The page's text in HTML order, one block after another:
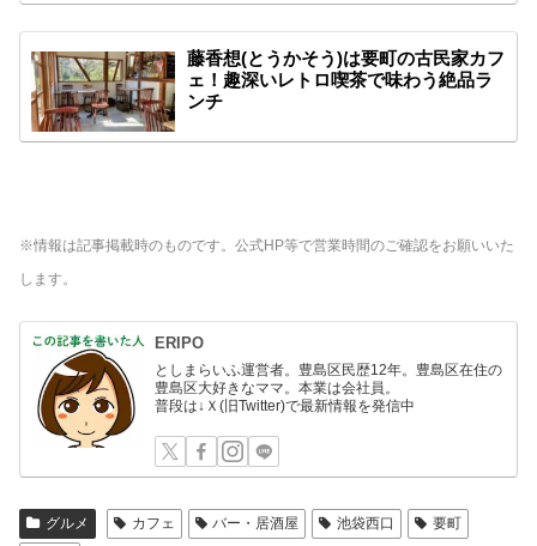
藤香想(とうかそう)は要町の古民家カフ
ェ！趣深いレトロ喫茶で味わう絶品ラ
ンチ
※情報は記事掲載時のものです。公式HP等で営業時間のご確認をお願いいた
します。
ERIPO
としまらいふ運営者。豊島区民歴12年。豊島区在住の
豊島区大好きなママ。本業は会社員。
普段は↓Ｘ(旧Twitter)で最新情報を発信中
グルメ カフェ バー・居酒屋 池袋西口
要町